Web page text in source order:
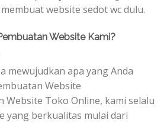
website sedot wc dulu.
Website Kami?
mewujudkan apa yang Anda
Website
Website Toko Online, kami selalu
yang berkualitas mulai dari